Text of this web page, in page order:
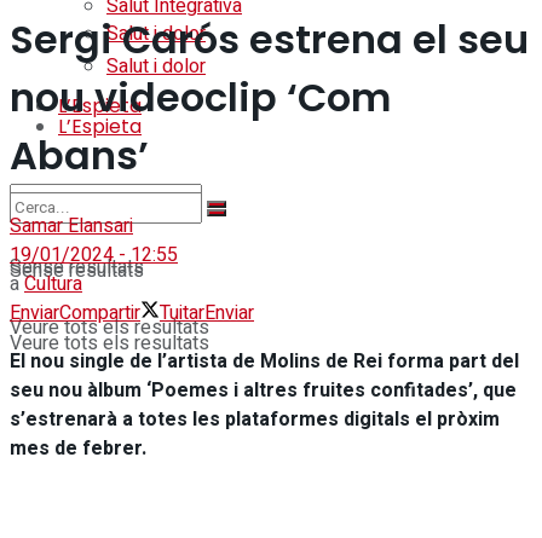
Salut i dolor
L’Espieta
Sense resultats
Veure tots els resultats
Salut Integrativa
Salut i dolor
L’Espieta
Sense resultats
Veure tots els resultats
Sergi Carós estrena el seu
nou videoclip ‘Com
Abans’
Samar Elansari
19/01/2024 - 12:55
aCultura
EnviarCompartir TuitarEnviar
El nou single de l’artista de Molins de Rei forma part del
seu nou àlbum ‘Poemes i altres fruites confitades’, que
s’estrenarà a totes les plataformes digitals el pròxim
mes de febrer.